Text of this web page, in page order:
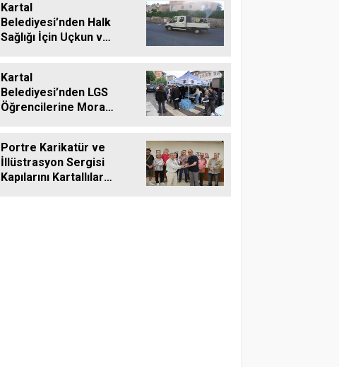
Kartal
Belediyesi’nden Halk
Sağlığı İçin Uçkun ve
Kartal
Belediyesi’nden LGS
Öğrencilerine Moral
Portre Karikatür ve
İllüstrasyon Sergisi
Kapılarını Kartallılar